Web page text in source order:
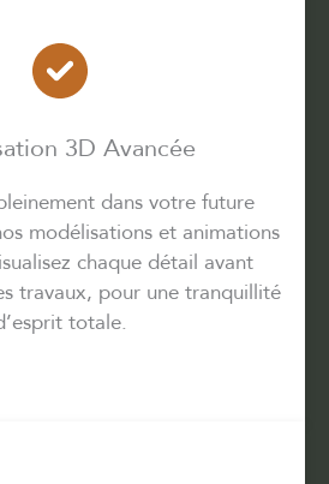
3D Avancée
dans votre future
modélisations et animations
chaque détail avant
travaux, pour une tranquillité
totale.